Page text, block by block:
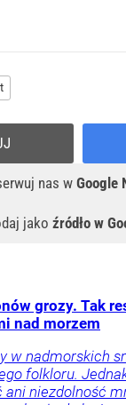
nas w Google
jako źródło w
grozy. Tak
nad morzem
w nadmorskich
folkloru.
ani niezdolność